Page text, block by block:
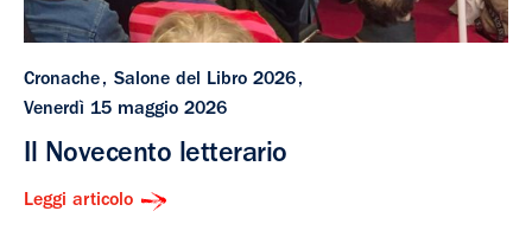
Cronache
Salone del Libro 2026
Venerdì 15 maggio 2026
Il Novecento letterario
Leggi articolo